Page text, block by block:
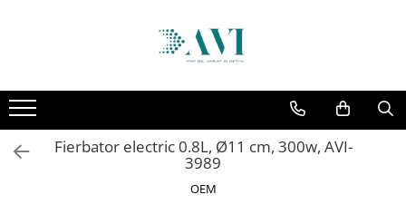
Casa
Accesorii uscatoare rufe
Aparate electrocasnice & accesorii
Fierbator electric 0.8L, Ø11 cm, 300w, AVI-
3989
OEM